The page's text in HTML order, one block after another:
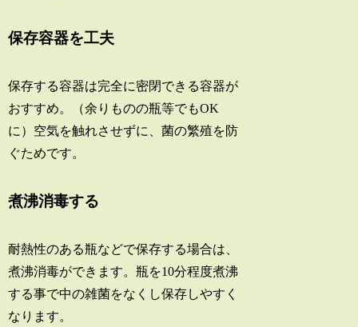
保存容器を工夫
保存する容器は完全に密閉できる容器が
おすすめ。（余りものの瓶等でもOK
に）空気を触れさせずに、菌の繁殖を防
ぐためです。
煮沸消毒する
耐熱性のある瓶などで保存する場合は、
煮沸消毒ができます。瓶を10分程度煮沸
する事で中の雑菌をなくし保存しやすく
なります。